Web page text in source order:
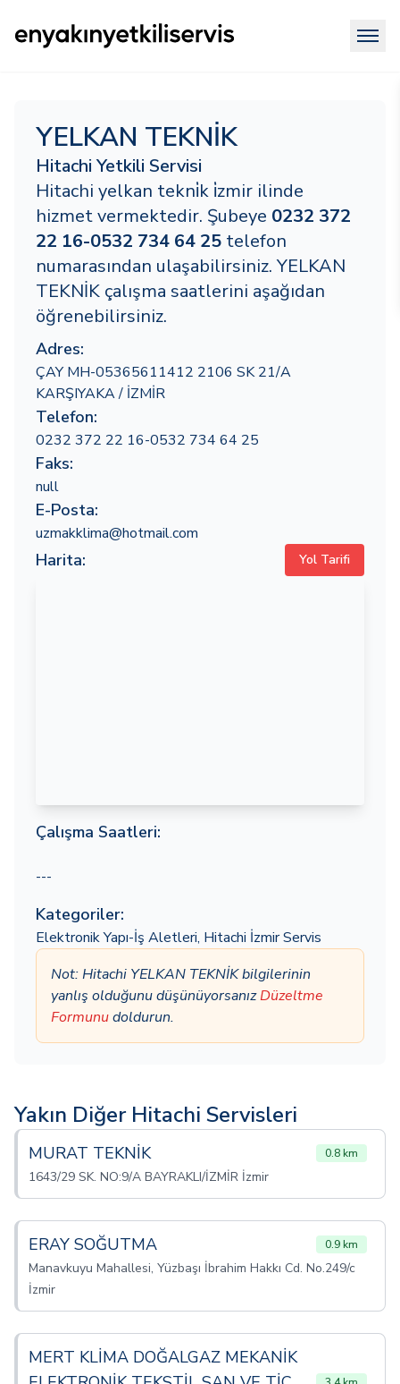
YELKAN TEKNİK
Hitachi Yetkili Servisi
Hitachi yelkan tekni̇k i̇zmir ilinde
hizmet vermektedir. Şubeye 0232 372
22 16-0532 734 64 25 telefon
numarasından ulaşabilirsiniz. YELKAN
TEKNİK çalışma saatlerini aşağıdan
öğrenebilirsiniz.
Adres:
ÇAY MH-05365611412 2106 SK 21/A
KARŞIYAKA / İZMİR
Telefon:
0232 372 22 16-0532 734 64 25
Faks:
null
E-Posta:
uzmakklima@hotmail.com
Harita: Yol Tarifi
Çalışma Saatleri:
---
Kategoriler:
Elektronik Yapı-İş Aletleri, Hitachi İzmir Servis
Not: Hitachi YELKAN TEKNİK bilgilerinin
yanlış olduğunu düşünüyorsanızDüzeltme
Formunudoldurun.
Yakın Diğer Hitachi Servisleri
MURAT TEKNİK 0.8 km
1643/29 SK. NO:9/A BAYRAKLI/İZMİR İzmir
ERAY SOĞUTMA 0.9 km
Manavkuyu Mahallesi, Yüzbaşı İbrahim Hakkı Cd. No.249/c
İzmir
MERT KLİMA DOĞALGAZ MEKANİK